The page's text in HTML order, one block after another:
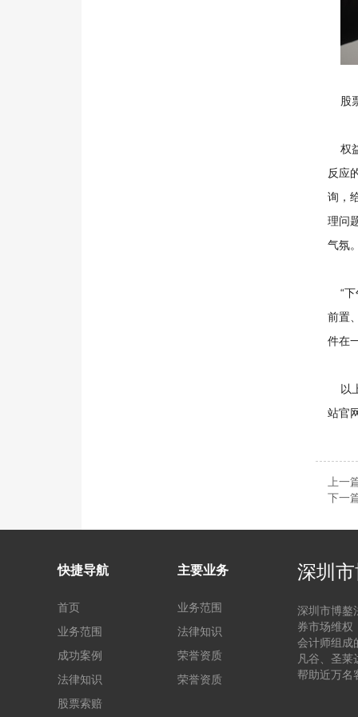
股
权
反应
询，
理问
气氛
“下
前置
件在
以
站官
上一
下一
快捷导航
首页
业务范围
成功案例
法律知识
股票索赔
主要业务
业务范围
法律知识
荣誉资质
荣誉资质
深圳
深圳市博鏊
券市场维权
会计师组成
凡谷、圣
帮助近万名